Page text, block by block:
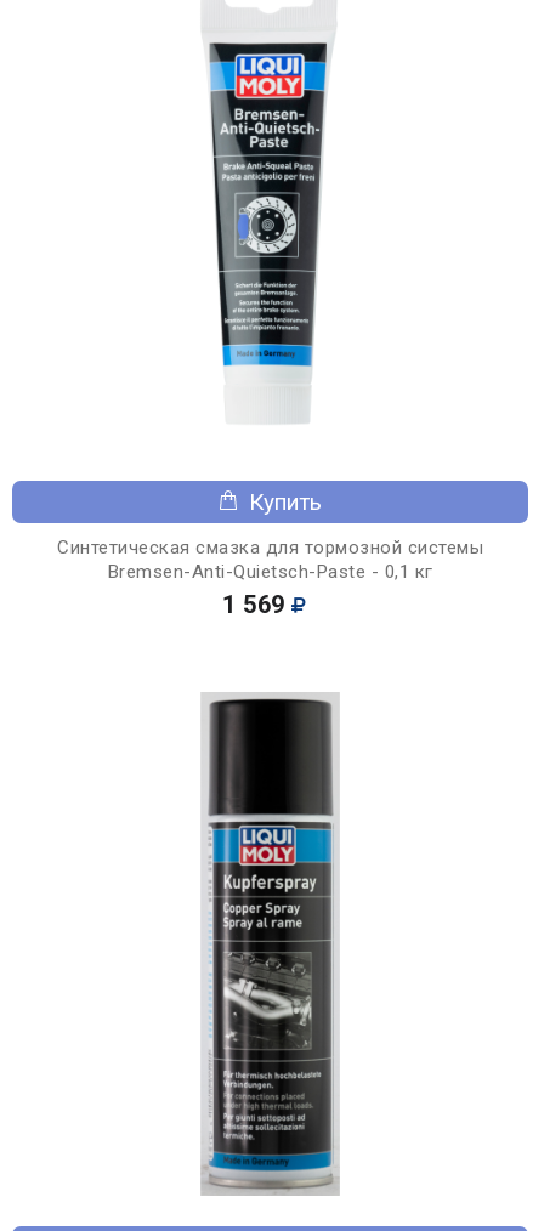
Купить
Синтетическая смазка для тормозной системы
Bremsen-Anti-Quietsch-Paste - 0,1 кг
1 569